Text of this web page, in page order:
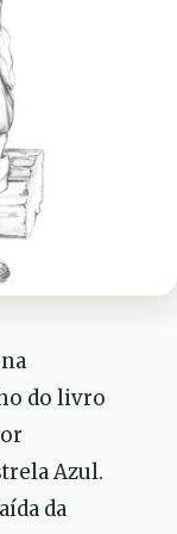
do livro
Azul.
da